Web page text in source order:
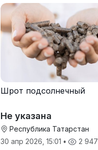
Шрот подсолнечный
Не указана
Республика Татарстан
30 апр 2026, 15:01 • 2 947